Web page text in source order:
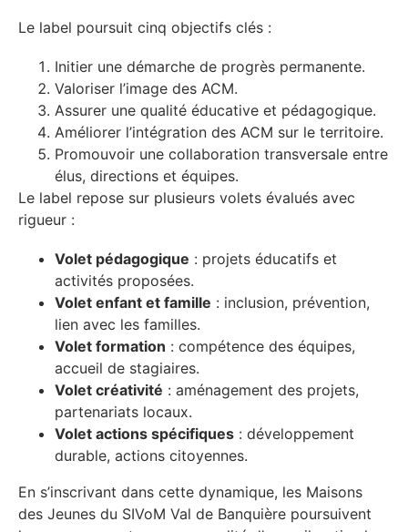
Le label poursuit cinq objectifs clés :
Initier une démarche de progrès permanente.
Valoriser l’image des ACM.
Assurer une qualité éducative et pédagogique.
Améliorer l’intégration des ACM sur le territoire.
Promouvoir une collaboration transversale entre
élus, directions et équipes.
Le label repose sur plusieurs volets évalués avec
rigueur :
Volet pédagogique : projets éducatifs et
activités proposées.
Volet enfant et famille : inclusion, prévention,
lien avec les familles.
Volet formation : compétence des équipes,
accueil de stagiaires.
Volet créativité : aménagement des projets,
partenariats locaux.
Volet actions spécifiques : développement
durable, actions citoyennes.
En s’inscrivant dans cette dynamique, les Maisons
des Jeunes du SIVoM Val de Banquière poursuivent